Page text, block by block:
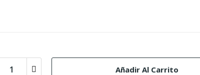
Añadir Al Carrito